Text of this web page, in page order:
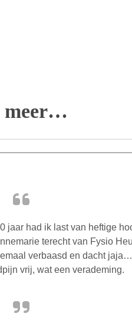
meer…
jaar had ik last van heftige
terecht van Fysio
verbaasd en dacht
vrij, wat een verademing.